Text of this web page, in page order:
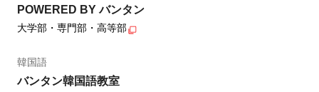
POWERED BY バンタン
大学部・専門部・高等部
韓国語
バンタン韓国語教室